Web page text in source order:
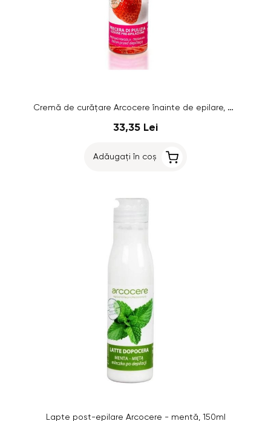
Cremă de curățare Arcocere înainte de epilare, căpșuni, 150 ml
33,35 Lei
Adăugați în coș
Lapte post-epilare Arcocere - mentă, 150ml